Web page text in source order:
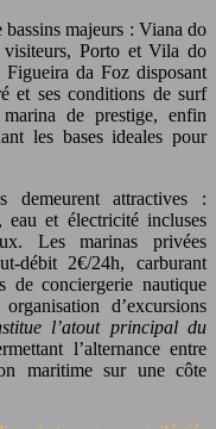
majeurs : Viana do
visiteurs, Porto et Vila do
da Foz disposant
et ses conditions de surf
de prestige, enfin
les bases ideales pour
demeurent attractives :
et électricité incluses
Les marinas privées
débit 2€/24h, carburant
de conciergerie nautique
d’excursions
l’atout principal du
l’alternance entre
maritime sur une côte